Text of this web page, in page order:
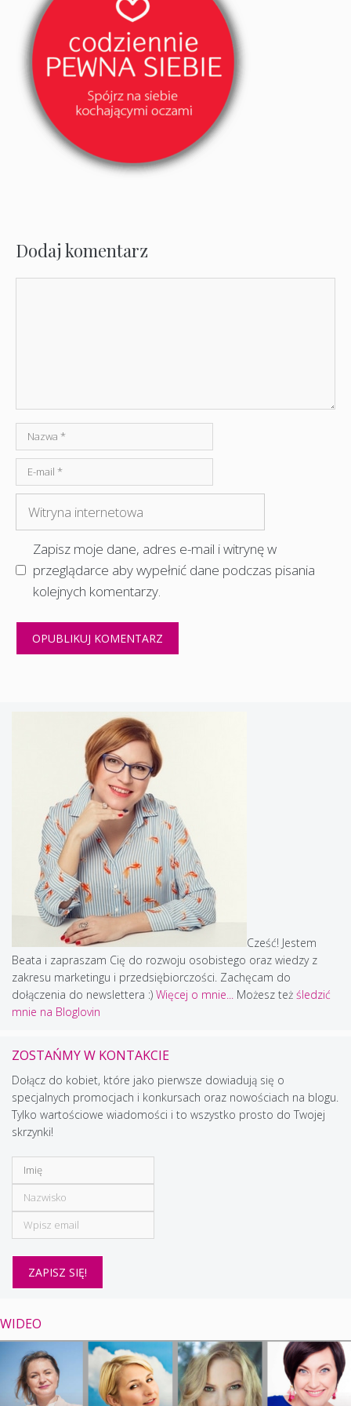
Dodaj komentarz
Nazwa
mail
internetowa
Zapisz moje dane, adres e-mail i witrynę w
przeglądarce aby wypełnić dane podczas pisania
kolejnych komentarzy.
Cześć! Jestem
Beata i zapraszam Cię do rozwoju osobistego oraz wiedzy z
zakresu marketingu i przedsiębiorczości. Zachęcam do
dołączenia do newslettera :) Więcej o mnie... Możesz też śledzić
mnie na Bloglovin
ZOSTAŃMY W KONTAKCIE
Dołącz do kobiet, które jako pierwsze dowiadują się o
specjalnych promocjach i konkursach oraz nowościach na blogu.
Tylko wartościowe wiadomości i to wszystko prosto do Twojej
skrzynki!
WIDEO